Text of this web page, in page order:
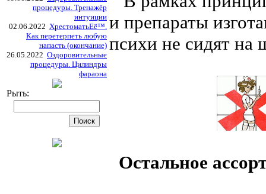
процедуры. Тренажёр
интуиции
02.06.2022 ХрестоматьЕё™.
Как перетерпеть любую
напасть (окончание)
26.05.2022 Оздоровительные
процедуры. Цилиндры
фараона
Рыть:
и препараты
психи не сидят на
Остальное